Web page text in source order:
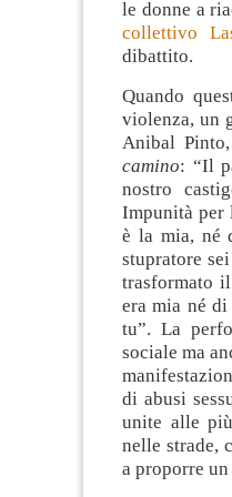
le donne a
collettivo
dibattito.
Quando
violenza, un
Anibal
camino: “Il
nostro
Impunità per
è la mia, né
stupratore
trasformato
era mia né
tu”. La
sociale ma
di abusi
unite alle
nelle strade,
a proporre